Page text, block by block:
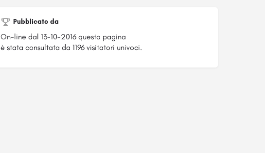
Pubblicato da
On-line dal 13-10-2016 questa pagina
è stata consultata da 1196 visitatori univoci.